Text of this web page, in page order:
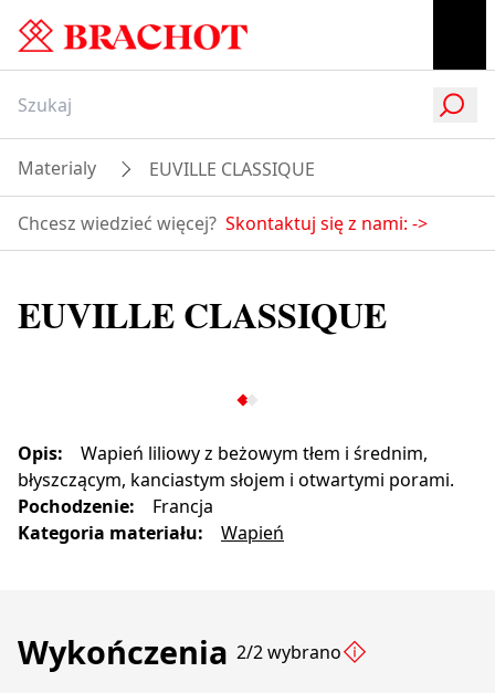
Materialy EUVILLE CLASSIQUE
Chcesz wiedzieć więcej? Skontaktuj się z nami: ->
EUVILLE CLASSIQUE
Opis:
Wapień liliowy z beżowym tłem i średnim,
błyszczącym, kanciastym słojem i otwartymi porami.
Pochodzenie:
Francja
Kategoria materiału: Wapień
Wykończenia 2/2 wybrano